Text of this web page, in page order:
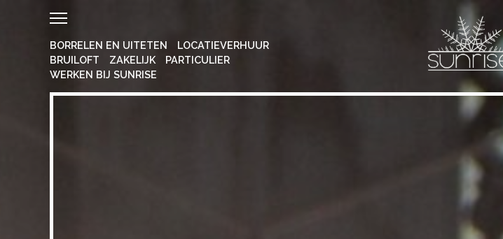
BORRELEN EN UITETEN
LOCATIEVERHUUR
BRUILOFT
ZAKELIJK
PARTICULIER
WERKEN BIJ SUNRISE